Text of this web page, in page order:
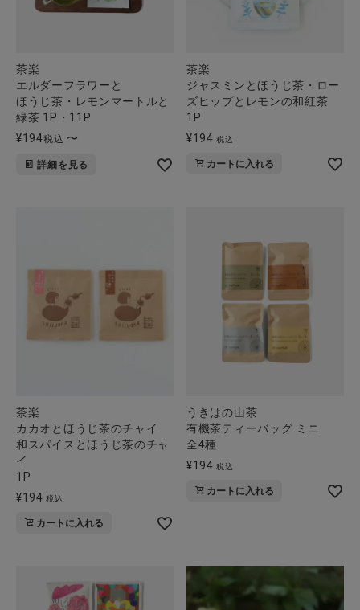
茶楽
エルダーフラワーと
ほうじ茶・レモンマートルと
緑茶 1P・11P
¥194税込 〜
詳細を見る
茶楽
ジャスミンとほうじ茶・ロー
ズヒップとレモンの和紅茶
1P
¥194 税込
カートに入れる
茶楽
カカオとほうじ茶のチャイ
和スパイスとほうじ茶のチャ
イ
1P
¥194 税込
カートに入れる
うきはの山茶
有機茶ティーバッグ ミニ
全4種
¥194 税込
カートに入れる